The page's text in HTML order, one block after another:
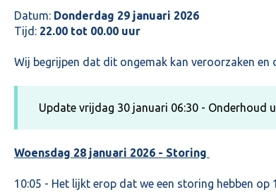
Datum: Donderdag 29 januari 2026
Tijd: 22.00 tot 00.00 uur
Wij begrijpen dat dit ongemak kan veroorzaken en
Update vrijdag 30 januari 06:30 - Onderhoud
Woensdag 28 januari 2026 - Storing
10:05 - Het lijkt erop dat we een storing hebben